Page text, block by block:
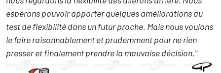
espérons pouvoir apporter quelques améliorations au
test de flexibilité dans un futur proche. Mais nous voulons
le faire raisonnablement et prudemment pour ne rien
presser et finalement prendre la mauvaise décision."